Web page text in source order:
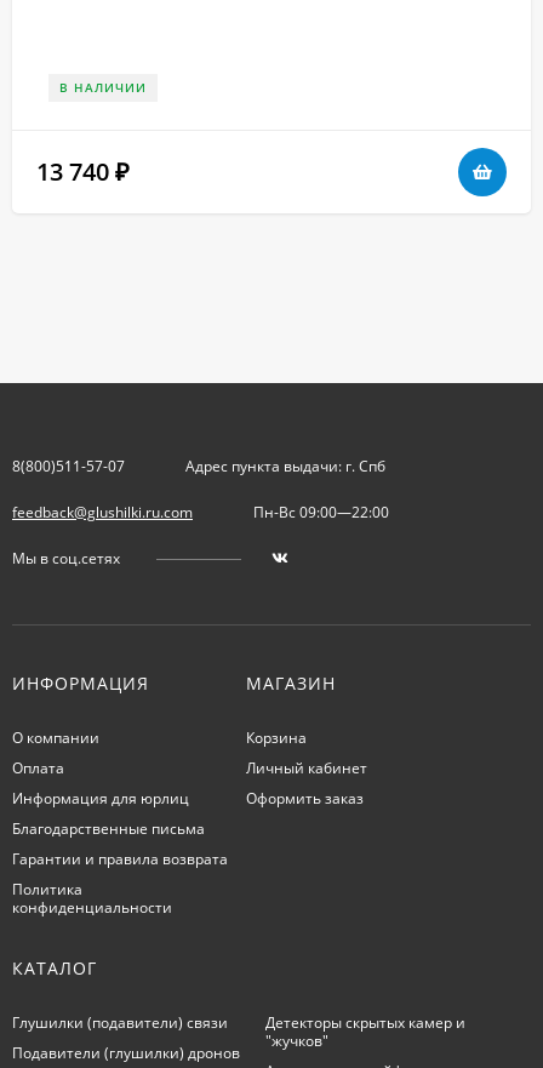
В НАЛИЧИИ
13 740 ₽
8(800)511-57-07 Адрес пункта выдачи: г. Спб
feedback@glushilki.ru.com Пн-Вс 09:00—22:00
Мы в соц.сетях
ИНФОРМАЦИЯ
О компании
Оплата
Информация для юрлиц
Благодарственные письма
Гарантии и правила возврата
Политика
конфиденциальности
МАГАЗИН
Корзина
Личный кабинет
Оформить заказ
КАТАЛОГ
Глушилки (подавители) связи
Подавители (глушилки) дронов
Детекторы скрытых камер и
"жучков"